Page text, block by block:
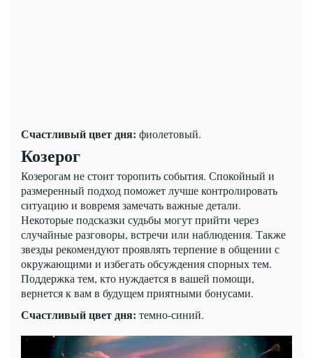
Счастливый цвет дня: фиолетовый.
Козерог
Козерогам не стоит торопить события. Спокойный и
размеренный подход поможет лучше контролировать
ситуацию и вовремя замечать важные детали.
Некоторые подсказки судьбы могут прийти через
случайные разговоры, встречи или наблюдения. Также
звезды рекомендуют проявлять терпение в общении с
окружающими и избегать обсуждения спорных тем.
Поддержка тем, кто нуждается в вашей помощи,
вернется к вам в будущем приятными бонусами.
Счастливый цвет дня: темно-синий.